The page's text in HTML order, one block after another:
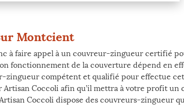
Montcient
à faire appel à un couvreur-zingueur certifié
fonctionnement de la couverture dépend en
zingueur compétent et qualifié pour effectue
Artisan Coccoli afin qu’il mettra à votre profit
Coccoli dispose des couvreurs-zingueur